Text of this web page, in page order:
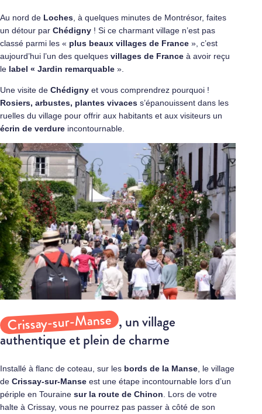
Au nord de Loches , à quelques minutes de Montrésor, faites
un détour par Chédigny ! Si ce charmant village n’est pas
classé parmi les « plus beaux villages de France », c’est
aujourd’hui l’un des quelques villages de France à avoir reçu
le label « Jardin remarquable ».
Une visite de Chédigny et vous comprendrez pourquoi !
Rosiers, arbustes, plantes vivaces s’épanouissent dans les
ruelles du village pour offrir aux habitants et aux visiteurs un
écrin de verdure incontournable.
Crissay-sur-Manse , un village
authentique et plein de charme
Installé à flanc de coteau, sur les bords de la Manse , le village
de Crissay-sur-Manse est une étape incontournable lors d’un
périple en Touraine sur la route de Chinon . Lors de votre
halte à Crissay, vous ne pourrez pas passer à côté de son